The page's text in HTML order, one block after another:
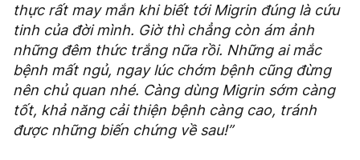
thực rất may mắn khi biết tới Migrin đúng là cứu
tinh của đời mình. Giờ thì chẳng còn ám ảnh
những đêm thức trắng nữa rồi. Những ai mắc
bệnh mất ngủ, ngay lúc chớm bệnh cũng đừng
nên chủ quan nhé. Càng dùng Migrin sớm càng
tốt, khả năng cải thiện bệnh càng cao, tránh
được những biến chứng về sau!”